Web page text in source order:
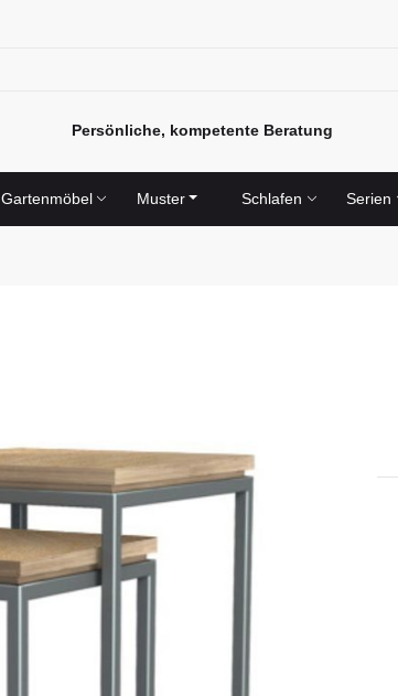
Persönliche, kompetente Beratung
Gartenmöbel Muster Schlafen Serien